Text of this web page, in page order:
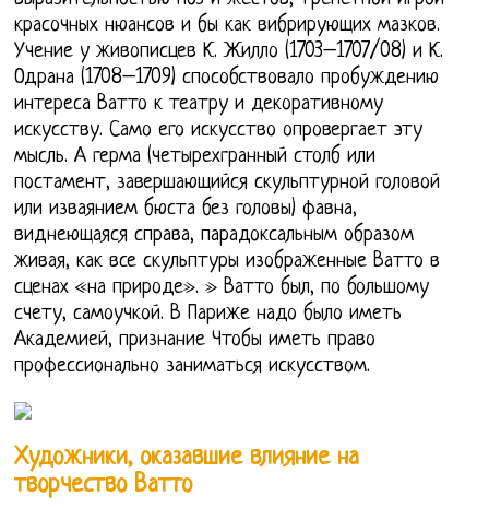
красочных нюансов и бы как вибрирующих мазков.
Учение у живописцев К. Жилло (1703–1707/08) и К.
Одрана (1708–1709) способствовало пробуждению
интереса Ватто к театру и декоративному
искусству. Само его искусство опровергает эту
мысль. А герма (четырехгранный столб или
постамент, завершающийся скульптурной головой
или изваянием бюста без головы) фавна,
виднеющаяся справа, парадоксальным образом
живая, как все скульптуры изображенные Ватто в
сценах «на природе». » Ватто был, по большому
счету, самоучкой. В Париже надо было иметь
Академией, признание Чтобы иметь право
профессионально заниматься искусством.
Художники, оказавшие влияние на
творчество Ватто